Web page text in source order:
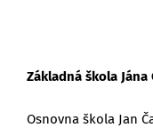
Základná škola
Osnovna škola Jan